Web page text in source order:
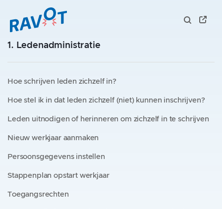
1. Ledenadministratie
Hoe schrijven leden zichzelf in?
Hoe stel ik in dat leden zichzelf (niet) kunnen inschrijven?
Leden uitnodigen of herinneren om zichzelf in te schrijven
Nieuw werkjaar aanmaken
Persoonsgegevens instellen
Stappenplan opstart werkjaar
Toegangsrechten